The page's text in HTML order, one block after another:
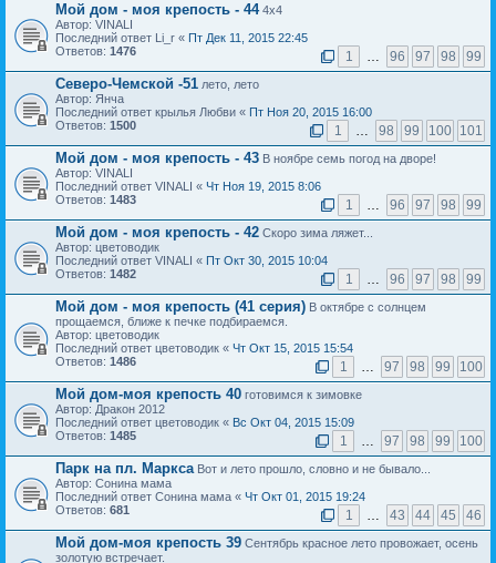
Мой дом - моя крепость - 444х4
Автор: VINALI
Последний ответ Li_r « Пт Дек 11, 2015 22:45
Ответов: 1476 1 … 96 97 98 99
Северо-Чемской -51 лето, лето
Автор: Янча
Последний ответ крылья Любви « Пт Ноя 20, 2015 16:00
Ответов: 1500 1 … 98 99 100 101
Мой дом - моя крепость - 43 В ноябре семь погод на дворе!
Автор: VINALI
Последний ответ VINALI « Чт Ноя 19, 2015 8:06
Ответов: 1483 1 … 96 97 98 99
Мой дом - моя крепость - 42 Скоро зима ляжет...
Автор: цветоводик
Последний ответ VINALI « Пт Окт 30, 2015 10:04
Ответов: 1482 1 … 96 97 98 99
Мой дом - моя крепость (41 серия) В октябре с солнцем
прощаемся, ближе к печке подбираемся.
Автор: цветоводик
Последний ответ цветоводик « Чт Окт 15, 2015 15:54
Ответов: 1486 1 … 97 98 99 100
Мой дом-моя крепость 40 готовимся к зимовке
Автор: Дракон 2012
Последний ответ цветоводик « Вс Окт 04, 2015 15:09
Ответов: 1485 1 … 97 98 99 100
Парк на пл. Маркса Вот и лето прошло, словно и не бывало...
Автор: Сонина мама
Последний ответ Сонина мама « Чт Окт 01, 2015 19:24
Ответов: 681 1 … 43 44 45 46
Мой дом-моя крепость 39 Сентябрь красное лето провожает, осень
золотую встречает.